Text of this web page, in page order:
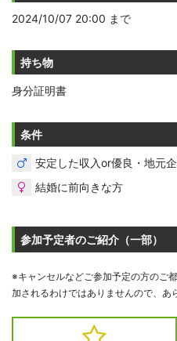
2024/10/07 20:00 まで
持ち物
身分証明書
条件
安定した収入or優良・地元
結婚に前向きな方
参加予定者のご紹介（一部）
※キャンセルなどご参加予定の方のご
加されるわけではありませんので、あ